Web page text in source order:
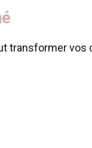
transformer